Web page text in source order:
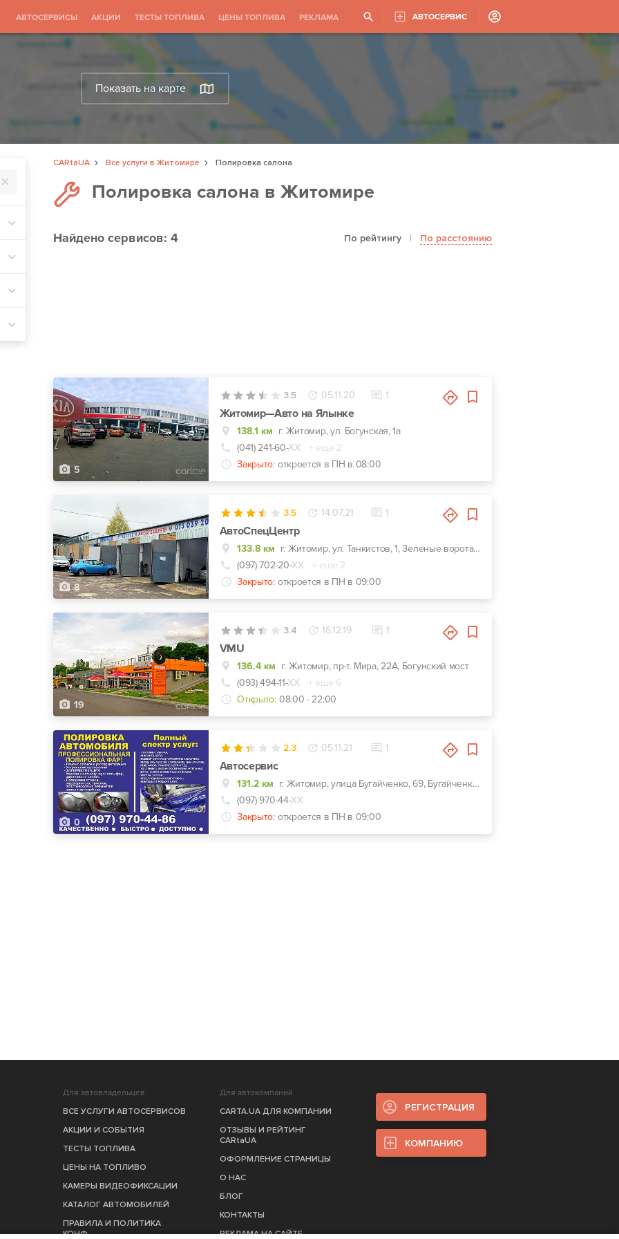
АВТОСЕРВИСЫ АКЦИИ ТЕСТЫ ТОПЛИВА ЦЕНЫ ТОПЛИВА РЕКЛАМА АВТОСЕРВИС
Показать на карте
CARtaUA Все услуги в Житомире
Полировка салона
Полировка салона в Житомире
Найденосервисов: 4 По рейтингу | По расстоянию
5
3.5 05.11.20 1
Житомир—Авто на Ялынке
138.1 км г. Житомир, ул. Богунская, 1а
(041) 241-60-ХХ
+ еще 2
Закрыто: откроется в ПН в 08:00
8
3.5 14.07.21 1
АвтоСпецЦентр
133.8 км
г. Житомир, ул. Танкистов, 1, Зеленые ворота, синяя вывеска АвтоСпецЦентр
(097) 702-20-ХХ
+ еще 2
Закрыто: откроется в ПН в 09:00
19
3.4 16.12.19 1
VMU
136.4 км г. Житомир, пр-т. Мира, 22А, Богунский мост
(093) 494-11-ХХ
+ еще 6
Открыто: 08:00 - 22:00
0
2.3 05.11.21 1
Автосервис
131.2 км
г. Житомир, улица Бугайченко, 69, Бугайченко 69
(097) 970-44-ХХ
Закрыто: откроется в ПН в 09:00
Для автовладельцев
ВСЕ УСЛУГИ АВТОСЕРВИСОВ
АКЦИИ И СОБЫТИЯ
ТЕСТЫ ТОПЛИВА
ЦЕНЫ НА ТОПЛИВО
КАМЕРЫ ВИДЕОФИКСАЦИИ
КАТАЛОГ АВТОМОБИЛЕЙ
ПРАВИЛА И ПОЛИТИКА
КОНФ.
Для автокомпаний
CARTA.UA ДЛЯ КОМПАНИИ
ОТЗЫВЫ И РЕЙТИНГ
CARtaUA
ОФОРМЛЕНИЕ СТРАНИЦЫ
О НАС
БЛОГ
КОНТАКТЫ
РЕКЛАМА НА САЙТЕ
РЕГИСТРАЦИЯ
КОМПАНИЮ